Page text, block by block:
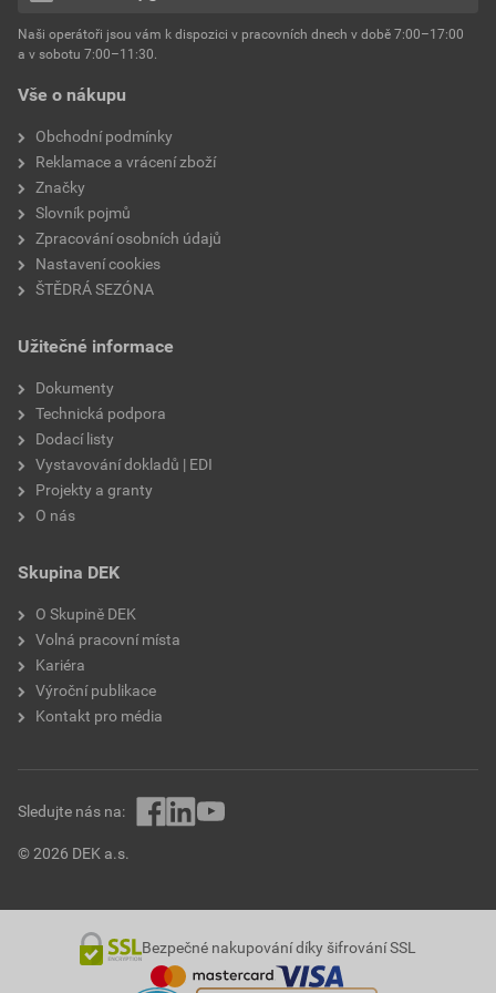
Environmentální prohlášení výrobku
Stáhnout
Velikost
hmotnost 25 kg
typ výrobku
faktor difuzního odporu
Vše o nákupu
Obchodní podmínky
Reklamace a vrácení zboží
Značky
Slovník pojmů
Zpracování osobních údajů
Nastavení cookies
ŠTĚDRÁ SEZÓNA
Užitečné informace
Dokumenty
Technická podpora
Dodací listy
Vystavování dokladů | EDI
Projekty a granty
O nás
Skupina DEK
O Skupině DEK
Volná pracovní místa
Kariéra
Výroční publikace
Kontakt pro média
Naši operátoři jsou vám k dispozici v pracovních dnech v době 7:00–17:00
a v sobotu 7:00–11:30.
© 2026 DEK a.s.
Sledujte nás na:
Bezpečné nakupování díky šifrování SSL